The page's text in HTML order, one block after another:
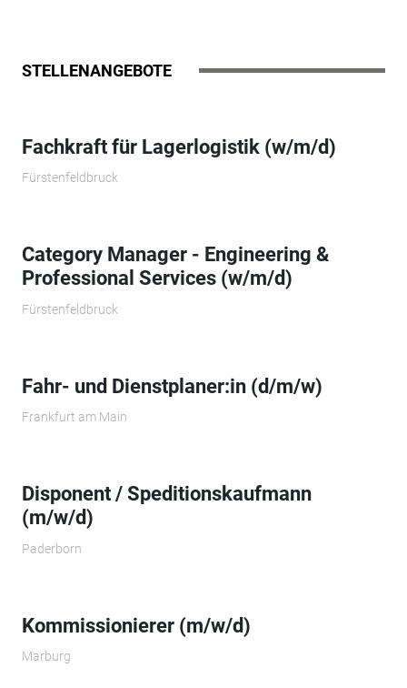
STELLENANGEBOTE
Fachkraft für Lagerlogistik (w/m/d)
Fürstenfeldbruck
Category Manager - Engineering &
Professional Services (w/m/d)
Fürstenfeldbruck
Fahr- und Dienstplaner:in (d/m/w)
Frankfurt am Main
Disponent / Speditionskaufmann
(m/w/d)
Paderborn
Kommissionierer (m/w/d)
Marburg